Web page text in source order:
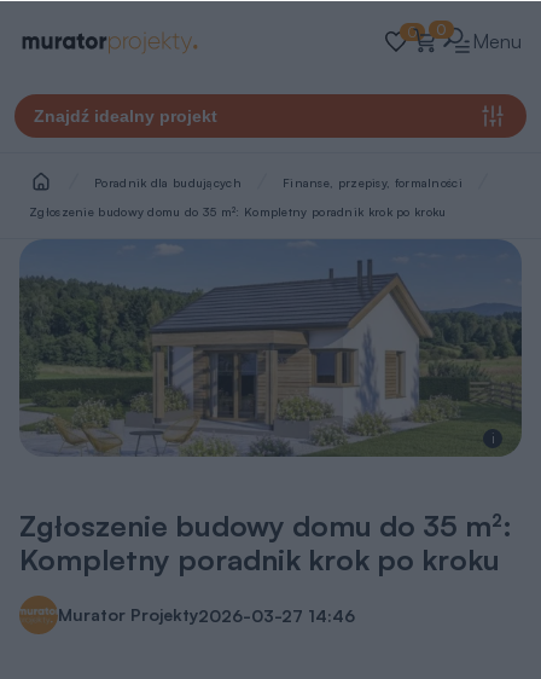
0 0 Menu
Znajdź idealny projekt
Poradnik dla budujących
Finanse, przepisy, formalności
Zgłoszenie budowy domu do 35 m²: Kompletny poradnik krok po kroku
i
Zgłoszenie budowy domu do 35 m²:
Kompletny poradnik krok po kroku
Murator Projekty2026-03-27 14:46